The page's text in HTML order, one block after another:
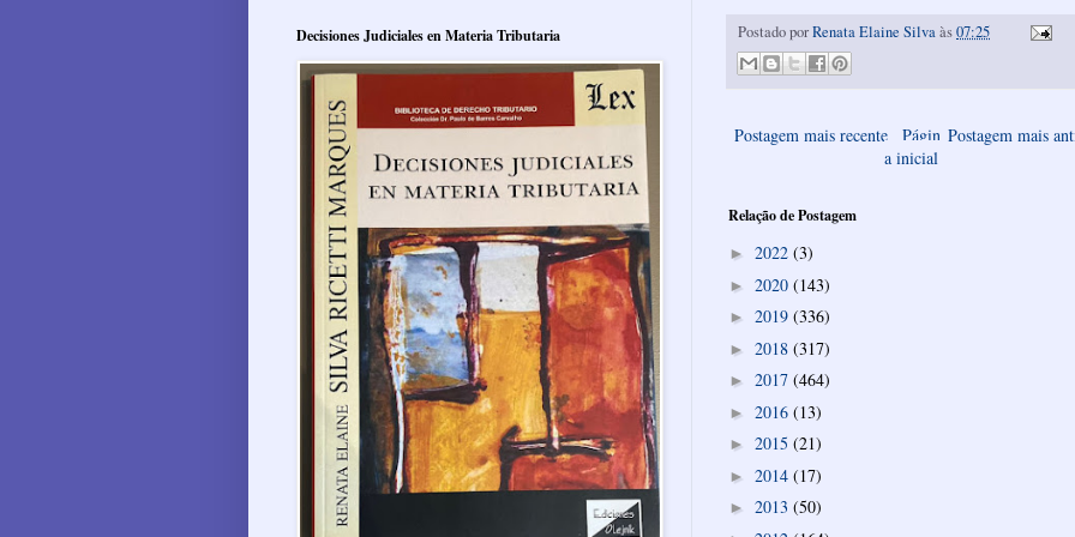
Postado porRenata Elaine Silvaàs07:25
Postagem mais recente Postagem mais
Págin
a inicial
Relação de Postagem
► 2022 (3)
► 2020 (143)
► 2019 (336)
► 2018 (317)
► 2017 (464)
► 2016 (13)
► 2015 (21)
► 2014 (17)
► 2013 (50)
Decisiones Judiciales en Materia Tributaria